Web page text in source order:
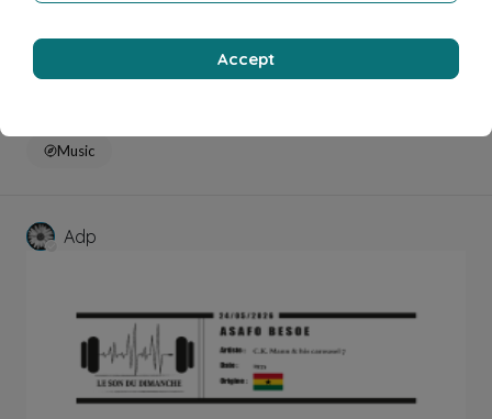
May 31, 2026
Music
Adp
Accept